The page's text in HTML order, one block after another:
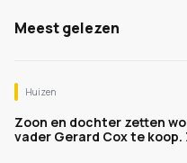
Meest gelezen
Huizen
Zoon en dochter zetten
vader Gerard Cox te